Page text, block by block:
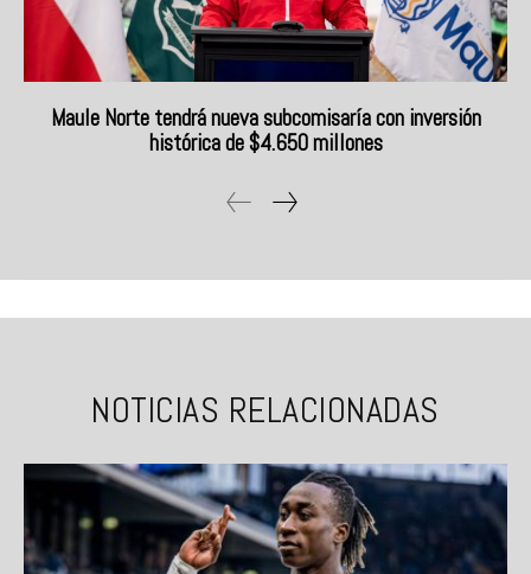
Maule Norte tendrá nueva subcomisaría con inversión
histórica de $4.650 millones
NOTICIAS RELACIONADAS